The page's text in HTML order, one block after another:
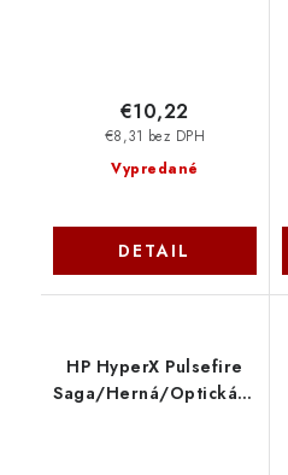
Vypredané
€8,31 bez DPH
€10,22
DETAIL
HP HyperX Pulsefire
Saga/Herná/Optická/Pre